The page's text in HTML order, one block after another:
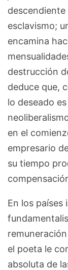
esclavismo;
encamina
destrucción
deduce que,
lo deseado
en el
empresario
su tiempo
En los países
el poeta le
absoluta de